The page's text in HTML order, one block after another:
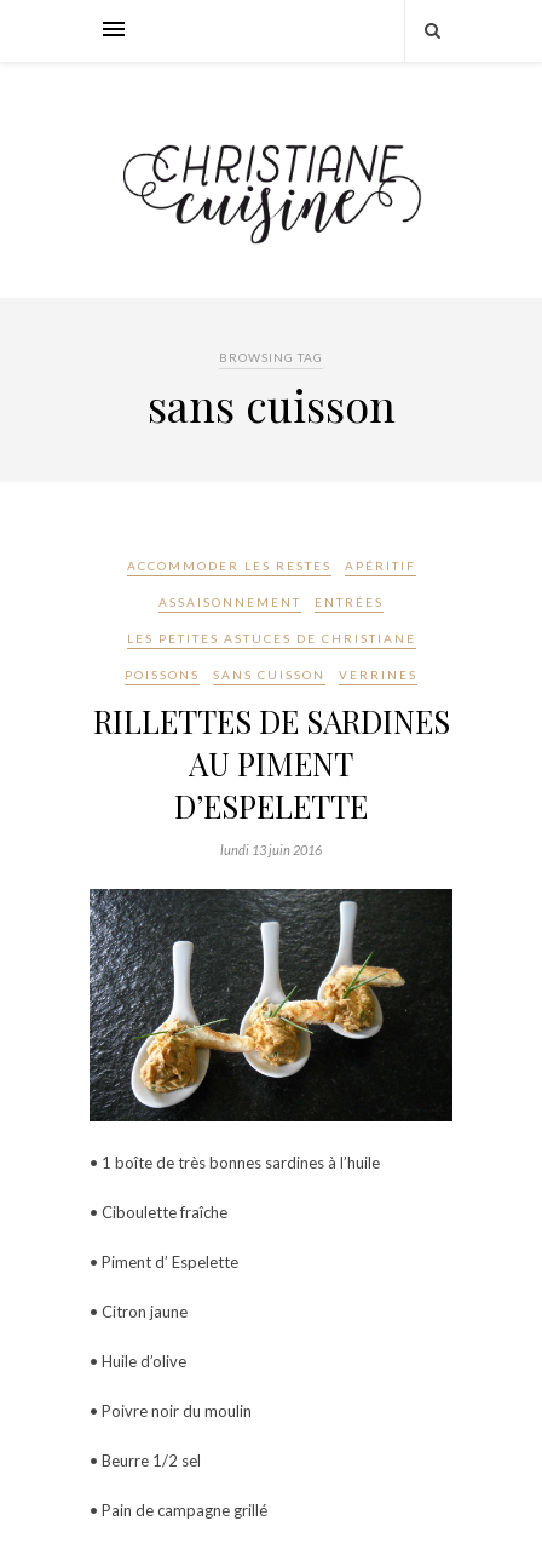
BROWSING TAG
sans cuisson
ACCOMMODER LES RESTES APÉRITIF
ASSAISONNEMENT ENTRÉES
LES PETITES ASTUCES DE CHRISTIANE
POISSONS SANS CUISSON VERRINES
RILLETTES DE SARDINES
AU PIMENT
D’ESPELETTE
lundi 13 juin 2016
• 1 boîte de très bonnes sardines à l’huile
• Ciboulette fraîche
• Piment d’ Espelette
• Citron jaune
• Huile d’olive
• Poivre noir du moulin
• Beurre 1/2 sel
• Pain de campagne grillé